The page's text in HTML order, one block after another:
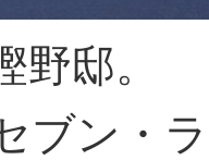
野邸。
ブン・